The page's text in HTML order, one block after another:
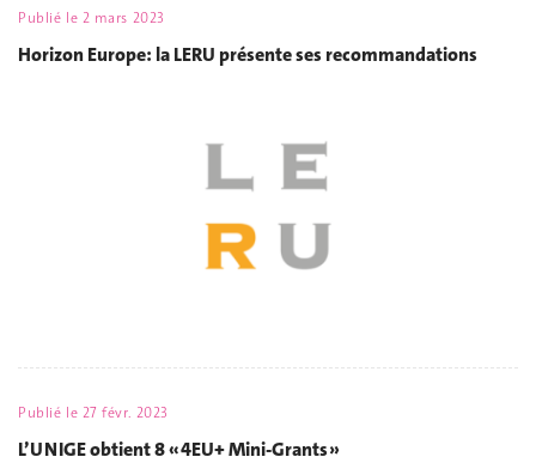
Publié le 2 mars 2023
Horizon Europe: la LERU présente ses recommandations
Publié le 27 févr. 2023
L’UNIGE obtient 8 « 4EU+ Mini-Grants »